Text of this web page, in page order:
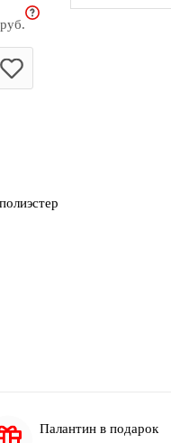
Палантин в подарок